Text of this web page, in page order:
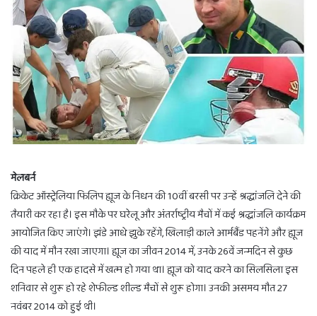
मेलबर्न
क्रिकेट ऑस्ट्रेलिया फिलिप ह्यूज के निधन की 10वीं बरसी पर उन्हें श्रद्धांजलि देने की
तैयारी कर रहा है। इस मौके पर घरेलू और अंतर्राष्ट्रीय मैचों में कई श्रद्धांजलि कार्यक्रम
आयोजित किए जाएंगे। झंडे आधे झुके रहेंगे, खिलाड़ी काले आर्मबैंड पहनेंगे और ह्यूज
की याद में मौन रखा जाएगा। ह्यूज का जीवन 2014 में, उनके 26वें जन्मदिन से कुछ
दिन पहले ही एक हादसे में खत्म हो गया था। ह्यूज को याद करने का सिलसिला इस
शनिवार से शुरू हो रहे शेफील्ड शील्ड मैचों से शुरू होगा। उनकी असमय मौत 27
नवंबर 2014 को हुई थी।